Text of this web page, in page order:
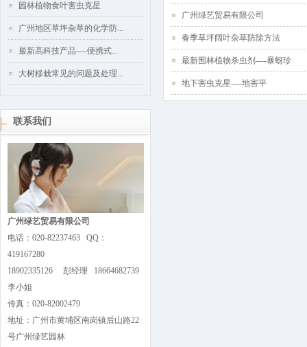
园林植物食叶害虫克星
广州地区草坪杂草的化学防...
最新高科技产品----便携式...
大树移栽常见的问题及处理...
联系我们
广州绿艺贸易有限公司
电话：020-82237463 QQ：
419167280
18902335126 彭经理 18664682739
李小姐
传真：020-82002479
地址：广州市黄埔区南岗镇后山路22
号广州绿艺园林
广州绿艺贸易有限公司
春季草坪阔叶杂草防除方法
最新围林植物杀虫剂----暴蚜珍
地下害虫克星----地害平